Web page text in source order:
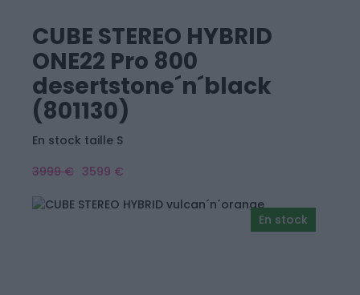
CUBE STEREO HYBRID
ONE22 Pro 800
desertstone´n´black
(801130)
En stock taille S
3999 € 3599 €
En stock